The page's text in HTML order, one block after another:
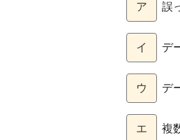
ア 誤
イ デ
ウ デ
エ 複